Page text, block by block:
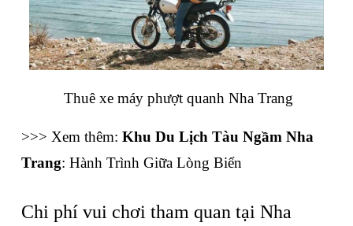
Thuê xe máy phượt quanh Nha Trang
>>> Xem thêm: Khu Du Lịch Tàu Ngầm Nha
Trang: Hành Trình Giữa Lòng Biển
Chi phí vui chơi tham quan tại Nha